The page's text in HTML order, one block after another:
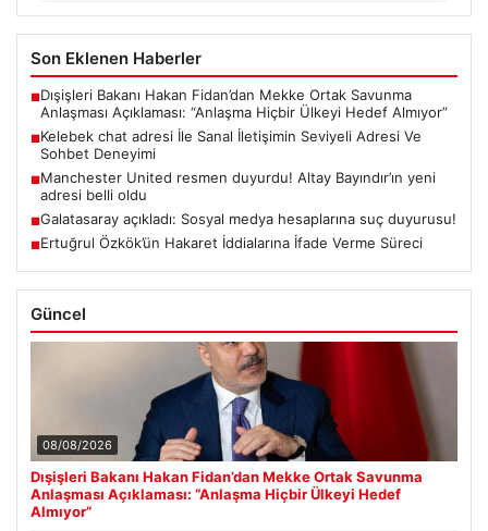
Son Eklenen Haberler
■Dışişleri Bakanı Hakan Fidan’dan Mekke Ortak Savunma
Anlaşması Açıklaması: “Anlaşma Hiçbir Ülkeyi Hedef Almıyor”
■Kelebek chat adresi İle Sanal İletişimin Seviyeli Adresi Ve
Sohbet Deneyimi
■Manchester United resmen duyurdu! Altay Bayındır’ın yeni
adresi belli oldu
■Galatasaray açıkladı: Sosyal medya hesaplarına suç duyurusu!
■Ertuğrul Özkök’ün Hakaret İddialarına İfade Verme Süreci
Güncel
08/08/2026
Dışişleri Bakanı Hakan Fidan’dan Mekke Ortak Savunma
Anlaşması Açıklaması: “Anlaşma Hiçbir Ülkeyi Hedef
Almıyor”